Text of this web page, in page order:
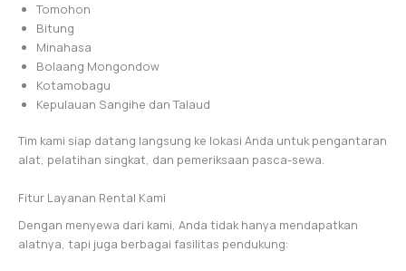
Tomohon
Bitung
Minahasa
Bolaang Mongondow
Kotamobagu
Kepulauan Sangihe dan Talaud
Tim kami siap datang langsung ke lokasi Anda untuk pengantaran
alat, pelatihan singkat, dan pemeriksaan pasca-sewa.
Fitur Layanan Rental Kami
Dengan menyewa dari kami, Anda tidak hanya mendapatkan
alatnya, tapi juga berbagai fasilitas pendukung: